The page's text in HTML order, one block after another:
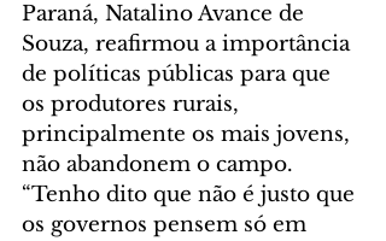
Paraná, Natalino Avance de
Souza, reafirmou a importância
de políticas públicas para que
os produtores rurais,
principalmente os mais jovens,
não abandonem o campo.
“Tenho dito que não é justo que
os governos pensem só em